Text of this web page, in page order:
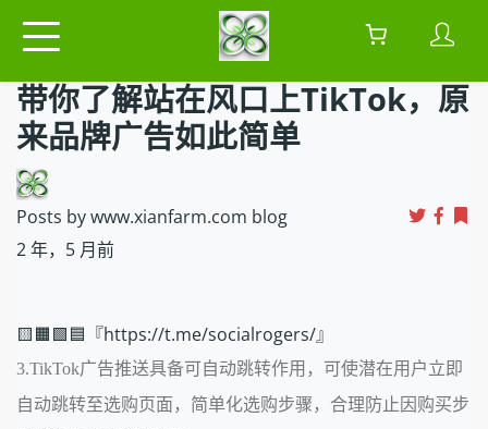
带你了解站在风口上TikTok，原
来品牌广告如此简单
Posts by www.xianfarm.com blog
2 年，5 月前
🟨🟧🟩🟦『https://t.me/socialrogers/』
3.TikTok广告推送具备可自动跳转作用，可使潜在用户立即
自动跳转至选购页面，简单化选购步骤，合理防止因购买步